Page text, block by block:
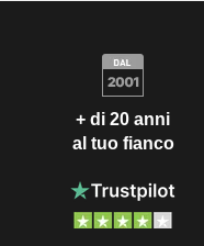
+ di 20 anni
al tuo fianco